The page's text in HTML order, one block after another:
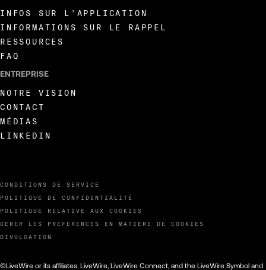
CONDITIONS DE SERVICE
POLITIQUE DE CONFIDENTIALITÉ
POLITIQUE RELATIVE AUX COOKIES
GÉRER LES PRÉFÉRENCES EN MATIÈRE DE COOKIES
DIVULGATION
INFOS SUR L'APPLICATION
INFORMATIONS SUR LE RAPPEL
RESSOURCES
FAQ
ENTREPRISE
NOTRE VISION
CONTACT
MÉDIAS
LINKEDIN
©LiveWire or its affiliates. LiveWire, LiveWire Connect, and the LiveWire Symbol and